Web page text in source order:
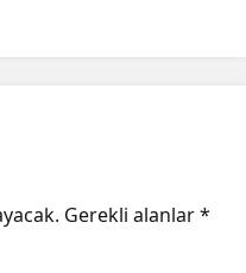
Gerekli alanlar*